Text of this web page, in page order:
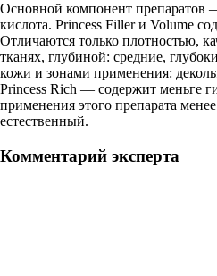
Основной компонент препаратов
кислота. Princess Filler и Volume
Отличаются только плотностью,
тканях, глубиной: средние,
кожи и зонами применения:
Princess Rich — содержит меньге
применения этого препарата
естественный.
Комментарий эксперта